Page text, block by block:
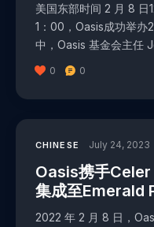
美国东部时间 2 月 8 日
1：00，Oasis成功举办
中，Oasis 基金会主任
0 0
CHINESE July 24, 2023
Oasis携手
集成至Emerald
2022 年 2 月 8 日，